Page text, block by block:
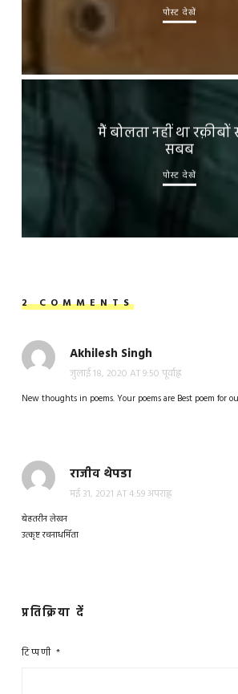
पोस्ट देखें
मैं बोलता नहीं था रक़ीबों
सबब
पोस्ट देखें
2 COMMENTS
Akhilesh Singh
जुलाई 18, 2020 AT 9:50 पूर्वाह्न
New thoughts in poems. Your poems are Best poem for
राजीव थेपडा
मई 31, 2021 AT 4:59 अपराह्न
बेहतरीन लेखन
उत्कृष्ट रचनाधर्मिता
प्रतिक्रिया दें
टिप्पणी *